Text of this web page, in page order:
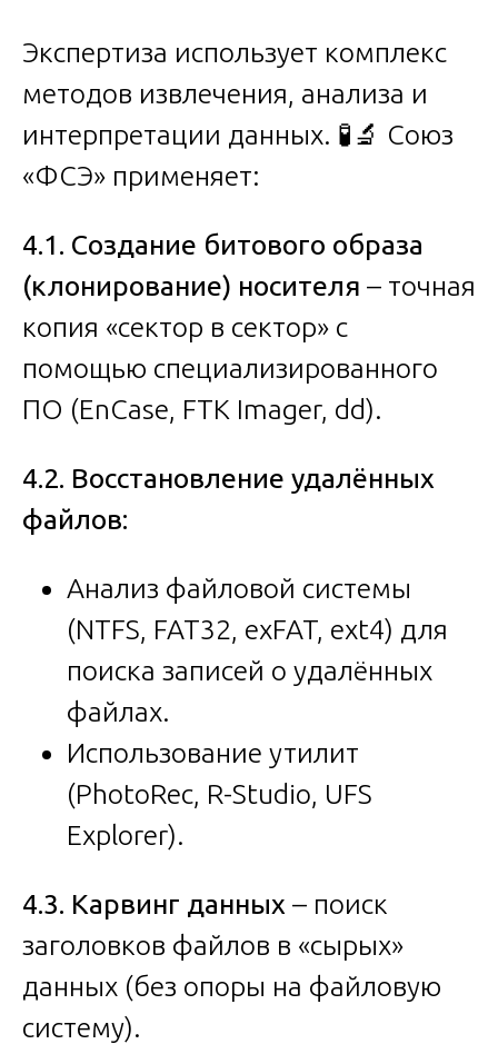
Экспертиза использует комплекс
методов извлечения, анализа и
интерпретации данных. 🧪🔬 Союз
«ФСЭ» применяет:
4.1. Создание битового образа
(клонирование) носителя – точная
копия «сектор в сектор» с
помощью специализированного
ПО (EnCase, FTK Imager, dd).
4.2. Восстановление удалённых
файлов:
Анализ файловой системы
(NTFS, FAT32, exFAT, ext4) для
поиска записей о удалённых
файлах.
Использование утилит
(PhotoRec, R-Studio, UFS
Explorer).
4.3. Карвинг данных – поиск
заголовков файлов в «сырых»
данных (без опоры на файловую
систему).